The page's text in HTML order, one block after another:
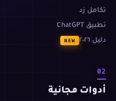
تكامل زد
تطبيق ChatGPT
دليل ٢٠٢٦
NEW
02
أدوات مجانية